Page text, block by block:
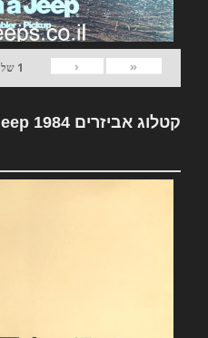
«
‹
1 של
קטלוג אביזרים Jeep 1984